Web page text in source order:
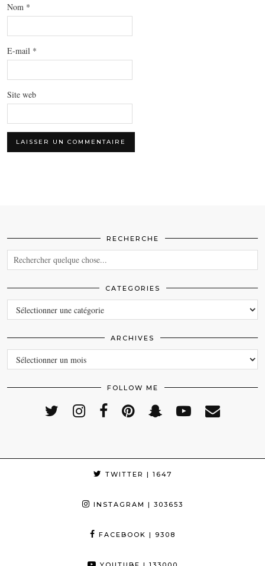
Nom *
E-mail *
Site web
RECHERCHE
CATEGORIES
CATEGORIES
ARCHIVES
ARCHIVES
FOLLOW ME
TWITTER | 1647
INSTAGRAM | 303653
FACEBOOK | 9308